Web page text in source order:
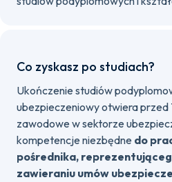
Co zyskasz po studiach?
Ukończenie studiów
ubezpieczeniowy otwiera
zawodowe w sektorze
kompetencje niezbędne do
pośrednika,
zawieraniu umów